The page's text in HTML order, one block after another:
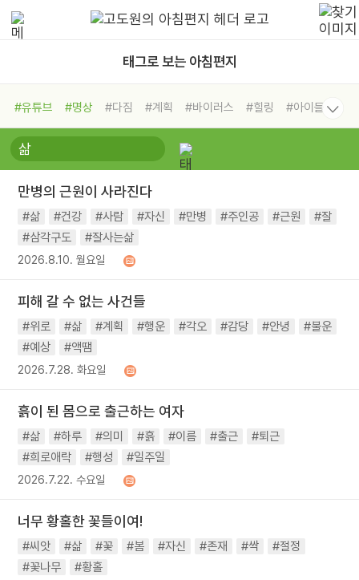
태그로 보는 아침편지
#유튜브 #명상 #다짐 #계획 #바이러스 #힐링
#아이들
#비전캠프
#독서캠프 #삶
#희망
#나눔 #친구 #링컨학교
#독서
#건강 #면역력
만병의 근원이 사라진다
#삶 #건강 #사람 #자신 #만병 #주인공 #근원
#잘
#삼각구도
#잘사는삶
2026.8.10. 월요일
피해 갈 수 없는 사건들
#위로 #삶 #계획 #행운 #각오 #감당 #안녕
#불운
#예상
#액땜
2026.7.28. 화요일
흙이 된 몸으로 출근하는 여자
#삶 #하루 #의미 #흙 #이름 #출근
#퇴근
#희로애락
#행성 #일주일
2026.7.22. 수요일
너무 황홀한 꽃들이여!
#씨앗 #삶 #꽃 #봄 #자신 #존재 #싹
#절정
#꽃나무
#황홀